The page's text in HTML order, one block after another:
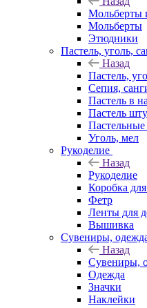
Мольберты
Мольберты
Этюдники
Пастель, уголь,
Назад
Пастель,
Сепия,
Пастель в
Пастель
Уголь, мел
Рукоделие
Назад
Рукоделие
Коробка
Фетр
Ленты для
Вышивка
Сувениры,
Назад
Сувениры,
Одежда
Значки
Наклейки